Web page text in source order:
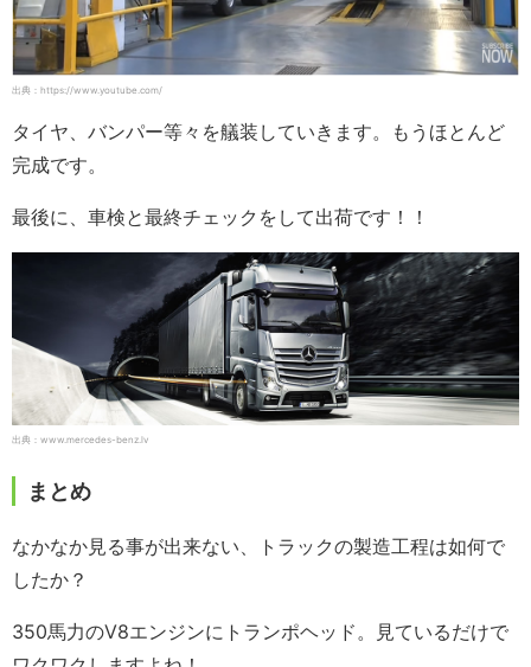
出典：https://www.youtube.com/
タイヤ、バンパー等々を艤装していきます。もうほとんど
完成です。
最後に、車検と最終チェックをして出荷です！！
出典：www.mercedes-benz.lv
まとめ
なかなか見る事が出来ない、トラックの製造工程は如何で
したか？
350馬力のV8エンジンにトランポヘッド。見ているだけで